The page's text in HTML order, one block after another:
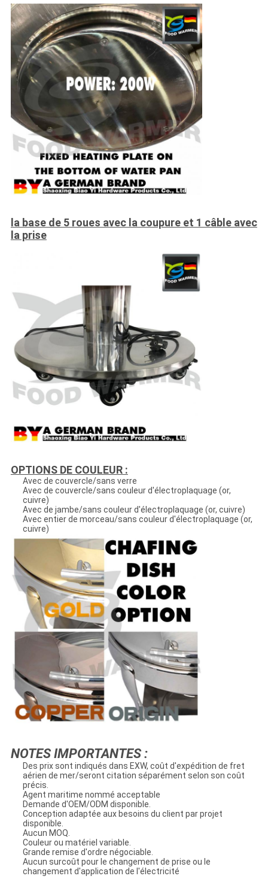
la base de 5 roues avec la coupure et 1 câble avec
la prise
OPTIONS DE COULEUR :
Avec de couvercle/sans verre
Avec de couvercle/sans couleur d'électroplaquage (or,
cuivre)
Avec de jambe/sans couleur d'électroplaquage (or, cuivre)
Avec entier de morceau/sans couleur d'électroplaquage (or,
cuivre)
NOTES IMPORTANTES :
Des prix sont indiqués dans EXW, coût d'expédition de fret
aérien de mer/seront citation séparément selon son coût
précis.
Agent maritime nommé acceptable
Demande d'OEM/ODM disponible.
Conception adaptée aux besoins du client par projet
disponible.
Aucun MOQ.
Couleur ou matériel variable.
Grande remise d'ordre négociable.
Aucun surcoût pour le changement de prise ou le
changement d'application de l'électricité